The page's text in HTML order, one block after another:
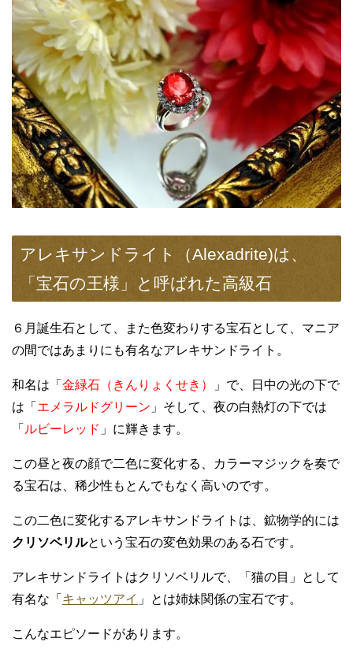
アレキサンドライト（Alexadrite)は、
「宝石の王様」と呼ばれた高級石
６月誕生石として、また色変わりする宝石として、マニア
の間ではあまりにも有名なアレキサンドライト。
和名は「 金緑石（きんりょくせき）
」で、日中の光の下で
は「 エメラルドグリーン 」そして、夜の白熱灯の下では
「 ルビーレッド 」に輝きます。
この昼と夜の顔で二色に変化する、カラーマジックを奏で
る宝石は、稀少性もとんでもなく高いのです。
この二色に変化するアレキサンドライトは、鉱物学的には
クリソベリルという宝石の変色効果のある石です。
アレキサンドライトはクリソベリルで、「猫の目」として
有名な「 キャッツアイ 」とは姉妹関係の宝石です。
こんなエピソードがあります。